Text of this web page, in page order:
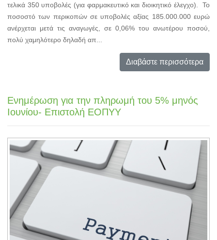
τελικά 350 υποβολές (για φαρμακευτικό και διοικητικό έλεγχο). Το
ποσοστό των περικοπών σε υποβολές αξίας 185.000.000 ευρώ
ανέρχεται μετά τις αναγωγές, σε 0,06% του ανωτέρου ποσού,
πολύ χαμηλότερο δηλαδή απ...
Διαβάστε περισσότερα
Ενημέρωση για την πληρωμή του 5% μηνός
Ιουνίου- Επιστολή ΕΟΠΥΥ